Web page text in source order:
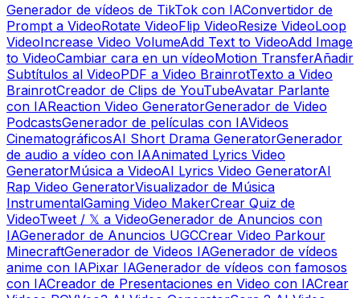
Generador de vídeos de TikTok con IAConvertidor de
Prompt a VideoRotate VideoFlip VideoResize VideoLoop
VideoIncrease Video VolumeAdd Text to VideoAdd Image
to VideoCambiar cara en un vídeoMotion TransferAñadir
Subtítulos al VideoPDF a Video BrainrotTexto a Video
BrainrotCreador de Clips de YouTubeAvatar Parlante
con IAReaction Video GeneratorGenerador de Video
PodcastsGenerador de películas con IAVideos
CinematográficosAI Short Drama GeneratorGenerador
de audio a vídeo con IAAnimated Lyrics Video
GeneratorMúsica a VideoAI Lyrics Video GeneratorAI
Rap Video GeneratorVisualizador de Música
InstrumentalGaming Video MakerCrear Quiz de
VideoTweet / 𝕏 a VideoGenerador de Anuncios con
IAGenerador de Anuncios UGCCrear Video Parkour
MinecraftGenerador de Videos IAGenerador de vídeos
anime con IAPixar IAGenerador de vídeos con famosos
con IACreador de Presentaciones en Video con IACrear